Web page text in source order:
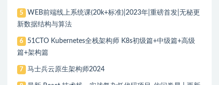
5
WEB前端线上系统课(20k+标准)|2023年|重磅首发|无秘更
新数据结构与算法
6
51CTO Kubernetes全栈架构师 K8s初级篇+中级篇+高级
篇+架构篇
7 马士兵云原生架构师2024